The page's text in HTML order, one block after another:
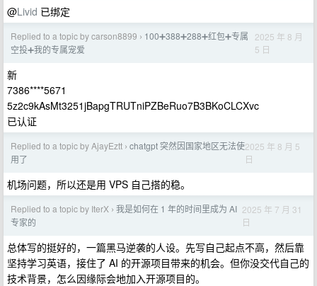
@Livid 已绑定
Replied to a topic by carson8899 › 100➕388➕288➕红包➕专属
空投➕我的专属宠爱
2025 年 8 月
5 日
新
7386****5671
5z2c9kAsMt3251jBapgTRUTniPZBeRuo7B3BKoCLCXvc
已认证
Replied to a topic by AjayEztt › chatgpt 突然因国家地区无法使
用了
2025 年 8 月 5
日
机场问题，所以还是用 VPS 自己搭的稳。
Replied to a topic by IterX › 我是如何在 1 年的时间里成为 AI
专家的
2025 年 7 月 31
日
总体写的挺好的，一篇黑马逆袭的人设。先写自己起点不高，然后靠
坚持学习英语，接住了 AI 的开源项目带来的机会。但你没交代自己的
技术背景，怎么因缘际会地加入开源项目的。